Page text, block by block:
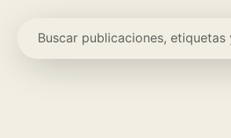
Buscar publicaciones, etiquetas